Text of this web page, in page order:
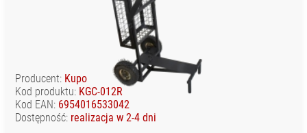
Producent: Kupo
Kod produktu: KGC-012R
Kod EAN: 6954016533042
Dostępność: realizacja w 2-4 dni
TORBY, PLECAKI,
POKROWCE
WYPOSAŻENIE
STUDIA
AKCESORIA
SYSTEMOWE
BEZCIENIOWA